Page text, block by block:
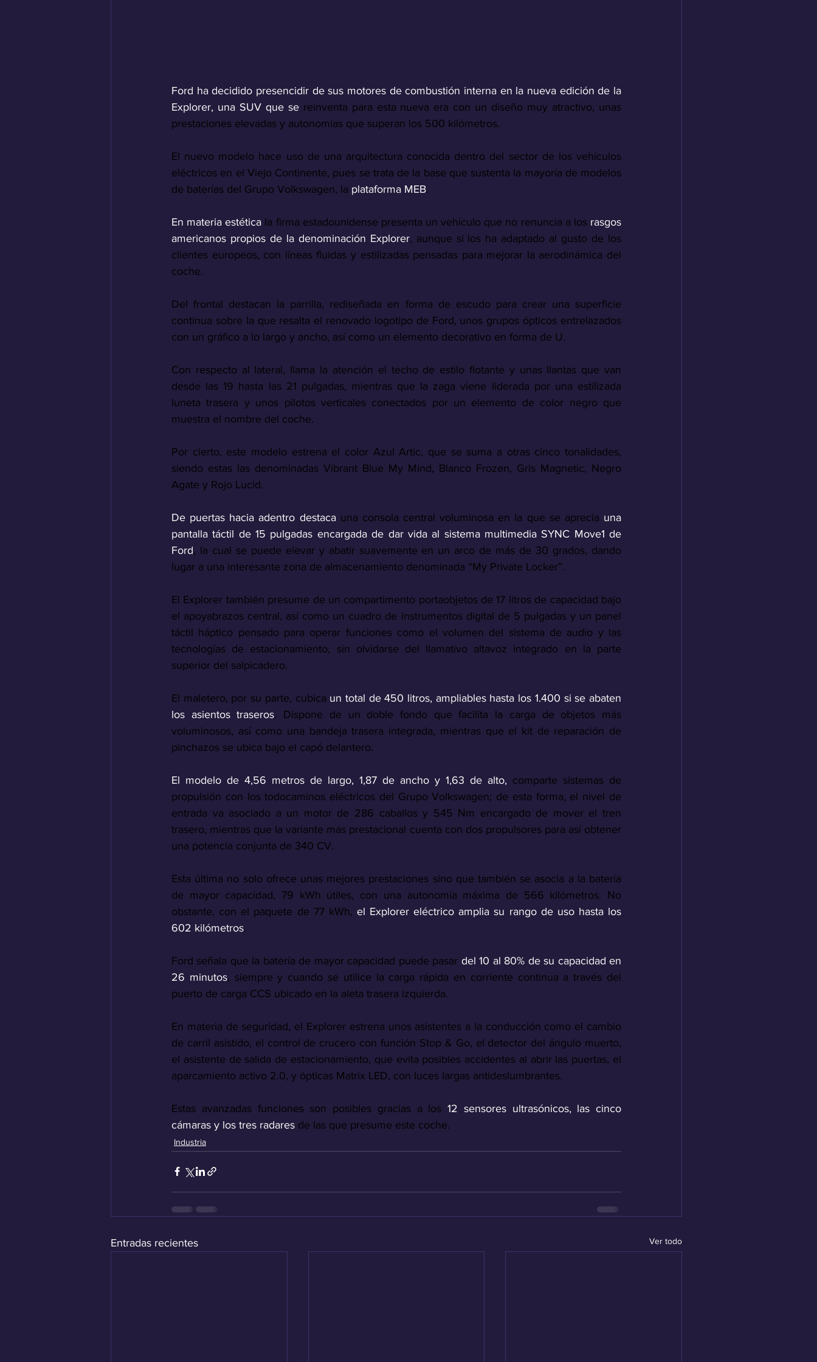
Ford ha decidido presencidir de sus motores de combustión interna en la nueva edición de la
Explorer, una SUV que se reinventa para esta nueva era con un diseño muy atractivo, unas
prestaciones elevadas y autonomías que superan los 500 kilómetros.
El nuevo modelo hace uso de una arquitectura conocida dentro del sector de los vehículos
eléctricos en el Viejo Continente, pues se trata de la base que sustenta la mayoría de modelos
de baterías del Grupo Volkswagen, la plataforma MEB.
En materia estética la firma estadounidense presenta un vehículo que no renuncia a los rasgos
americanos propios de la denominación Explorer, aunque sí los ha adaptado al gusto de los
clientes europeos, con líneas fluidas y estilizadas pensadas para mejorar la aerodinámica del
coche.
Del frontal destacan la parrilla, rediseñada en forma de escudo para crear una superficie
continua sobre la que resalta el renovado logotipo de Ford, unos grupos ópticos entrelazados
con un gráfico a lo largo y ancho, así como un elemento decorativo en forma de U.
Con respecto al lateral, llama la atención el techo de estilo flotante y unas llantas que van
desde las 19 hasta las 21 pulgadas, mientras que la zaga viene liderada por una estilizada
luneta trasera y unos pilotos verticales conectados por un elemento de color negro que
muestra el nombre del coche.
Por cierto, este modelo estrena el color Azul Artic, que se suma a otras cinco tonalidades,
siendo estas las denominadas Vibrant Blue My Mind, Blanco Frozen, Gris Magnetic, Negro
Agate y Rojo Lucid.
De puertas hacia adentro destaca una consola central voluminosa en la que se aprecia una
pantalla táctil de 15 pulgadas encargada de dar vida al sistema multimedia SYNC Move1 de
Ford, la cual se puede elevar y abatir suavemente en un arco de más de 30 grados, dando
lugar a una interesante zona de almacenamiento denominada “My Private Locker”.
El Explorer también presume de un compartimento portaobjetos de 17 litros de capacidad bajo
el apoyabrazos central, así como un cuadro de instrumentos digital de 5 pulgadas y un panel
táctil háptico pensado para operar funciones como el volumen del sistema de audio y las
tecnologías de estacionamiento, sin olvidarse del llamativo altavoz integrado en la parte
superior del salpicadero.
El maletero, por su parte, cubica un total de 450 litros, ampliables hasta los 1.400 si se abaten
los asientos traseros. Dispone de un doble fondo que facilita la carga de objetos más
voluminosos, así como una bandeja trasera integrada, mientras que el kit de reparación de
pinchazos se ubica bajo el capó delantero.
El modelo de 4,56 metros de largo, 1,87 de ancho y 1,63 de alto, comparte sistemas de
propulsión con los todocaminos eléctricos del Grupo Volkswagen; de esta forma, el nivel de
entrada va asociado a un motor de 286 caballos y 545 Nm encargado de mover el tren
trasero, mientras que la variante más prestacional cuenta con dos propulsores para así obtener
una potencia conjunta de 340 CV.
Esta última no solo ofrece unas mejores prestaciones sino que también se asocia a la batería
de mayor capacidad, 79 kWh útiles, con una autonomía máxima de 566 kilómetros. No
obstante, con el paquete de 77 kWh, el Explorer eléctrico amplia su rango de uso hasta los
602 kilómetros.
Ford señala que la batería de mayor capacidad puede pasar del 10 al 80% de su capacidad en
26 minutos, siempre y cuando se utilice la carga rápida en corriente continua a través del
puerto de carga CCS ubicado en la aleta trasera izquierda.
En materia de seguridad, el Explorer estrena unos asistentes a la conducción como el cambio
de carril asistido, el control de crucero con función Stop & Go, el detector del ángulo muerto,
el asistente de salida de estacionamiento, que evita posibles accidentes al abrir las puertas, el
aparcamiento activo 2.0, y ópticas Matrix LED, con luces largas antideslumbrantes.
Estas avanzadas funciones son posibles gracias a los 12 sensores ultrasónicos, las cinco
cámaras y los tres radares de las que presume este coche.
Industria
Entradas recientes Ver todo